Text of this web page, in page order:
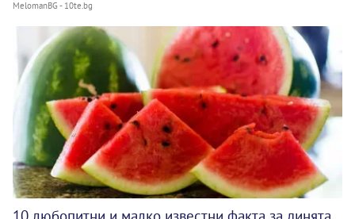
MelomanBG - 10te.bg